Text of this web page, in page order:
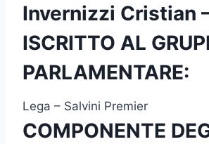
Invernizzi Cristian
ISCRITTO AL
PARLAMENTARE:
Lega – Salvini Premier
COMPONENTE